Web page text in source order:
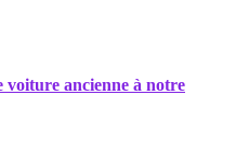
voiture ancienne à notre